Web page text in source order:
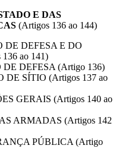
E DAS
(Artigos 136 ao 144)
DE DEFESA E DO
ao 141)
DEFESA (Artigo 136)
DE SÍTIO (Artigos 137 ao
GERAIS (Artigos 140 ao
ARMADAS (Artigos 142
PÚBLICA (Artigo